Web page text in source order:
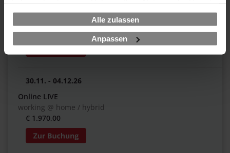
gesammelt haben.
Alle zulassen
Anpassen
Frankfurt am Main
Maxpert Schulungscenter / hybrid
€ 1.970,00
30.11. - 04.12.26
Online LIVE
working @ home / hybrid
€ 1.970,00